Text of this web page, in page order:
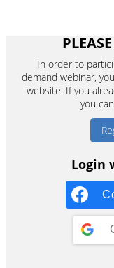
In order to
demand webinar,
website. If you
you
Login